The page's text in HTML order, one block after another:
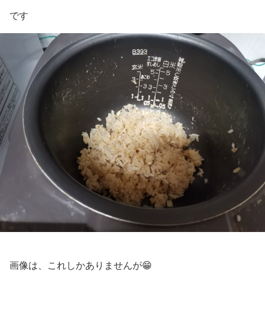
です
画像は、これしかありませんが😁